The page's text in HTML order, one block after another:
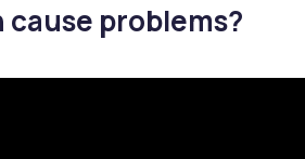
problems?